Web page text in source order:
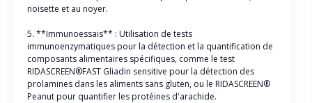
noisette et au noyer.
5. **Immunoessais** : Utilisation de tests
immunoenzymatiques pour la détection et la quantification de
composants alimentaires spécifiques, comme le test
RIDASCREEN®FAST Gliadin sensitive pour la détection des
prolamines dans les aliments sans gluten, ou le RIDASCREEN®
Peanut pour quantifier les protéines d'arachide.